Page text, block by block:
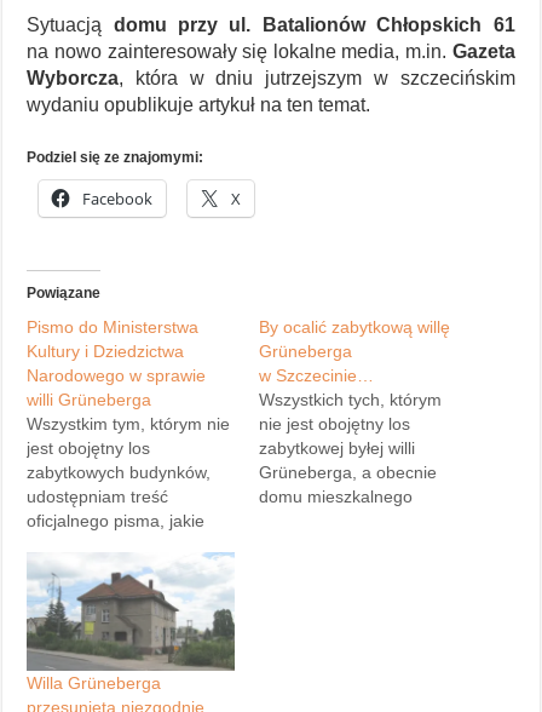
Sytuacją domu przy ul. Batalionów Chłopskich 61
na nowo zainteresowały się lokalne media, m.in. Gazeta
Wyborcza, która w dniu jutrzejszym w szczecińskim
wydaniu opublikuje artykuł na ten temat.
Podziel się ze znajomymi:
Facebook X
Powiązane
Pismo do Ministerstwa
Kultury i Dziedzictwa
Narodowego w sprawie
willi Grüneberga
Wszystkim tym, którym nie
jest obojętny los
zabytkowych budynków,
udostępniam treść
oficjalnego pisma, jakie
Ministerstwa Kultury i
Dziedzictwa Narodowego
w sprawie szczecińskiej
willi Grüneberga (słynnego
przed wojną
organmistrza). Zachęcam
By ocalić zabytkową willę
Grüneberga
w Szczecinie…
Wszystkich tych, którym
nie jest obojętny los
zabytkowej byłej willi
Grüneberga, a obecnie
domu mieszkalnego
Willa Grüneberga
przesunięta niezgodnie